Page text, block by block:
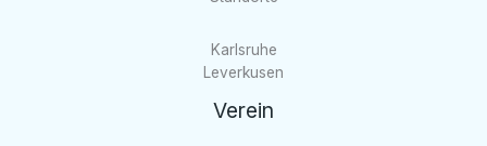
Karlsruhe
Leverkusen
Verein